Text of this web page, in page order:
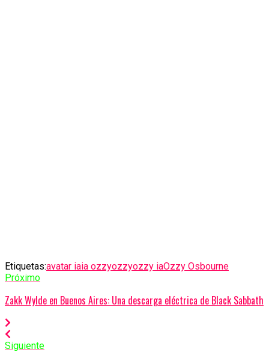
Etiquetas:avatar iaia ozzyozzyozzy iaOzzy Osbourne
Próximo
Zakk Wylde en Buenos Aires: Una descarga eléctrica de Black Sabbath
Siguiente